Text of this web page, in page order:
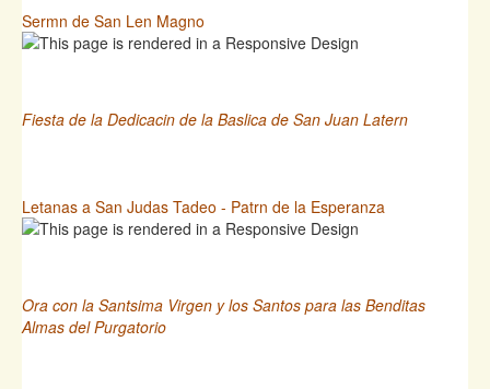
Sermn de San Len Magno
Fiesta de la Dedicacin de la Baslica de San Juan Latern
Letanas a San Judas Tadeo - Patrn de la Esperanza
Ora con la Santsima Virgen y los Santos para las Benditas
Almas del Purgatorio